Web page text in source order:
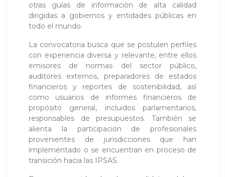
otras guías de información de alta calidad
dirigidas a gobiernos y entidades públicas en
todo el mundo.
La convocatoria busca que se postulen perfiles
con experiencia diversa y relevante, entre ellos
emisores de normas del sector público,
auditores externos, preparadores de estados
financieros y reportes de sostenibilidad, así
como usuarios de informes financieros de
propósito general, incluidos parlamentarios,
responsables de presupuestos. También se
alienta la participación de profesionales
provenientes de jurisdicciones que han
implementado o se encuentran en proceso de
transición hacia las IPSAS.